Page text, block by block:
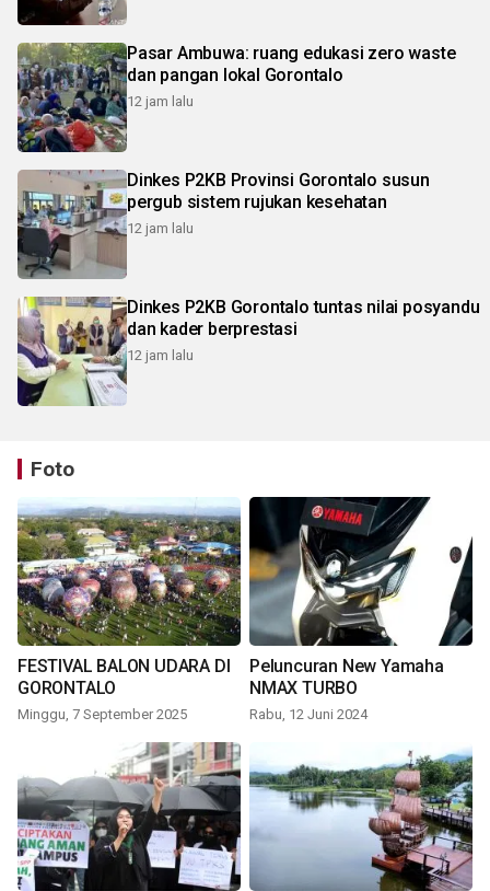
Pasar Ambuwa: ruang edukasi zero waste
dan pangan lokal Gorontalo
12 jam lalu
Dinkes P2KB Provinsi Gorontalo susun
pergub sistem rujukan kesehatan
12 jam lalu
Dinkes P2KB Gorontalo tuntas nilai posyandu
dan kader berprestasi
12 jam lalu
Foto
FESTIVAL BALON UDARA DI
GORONTALO
Minggu, 7 September 2025
Peluncuran New Yamaha
NMAX TURBO
Rabu, 12 Juni 2024